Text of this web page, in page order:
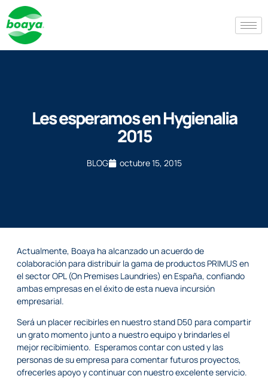
Les esperamos en Hygienalia
2015
BLOG octubre 15, 2015
Actualmente, Boaya ha alcanzado un acuerdo de
colaboración para distribuir la gama de productos PRIMUS en
el sector OPL (On Premises Laundries) en España, confiando
ambas empresas en el éxito de esta nueva incursión
empresarial.
Será un placer recibirles en nuestro stand D50 para compartir
un grato momento junto a nuestro equipo y brindarles el
mejor recibimiento. Esperamos contar con usted y las
personas de su empresa para comentar futuros proyectos,
ofrecerles apoyo y continuar con nuestro excelente servicio.